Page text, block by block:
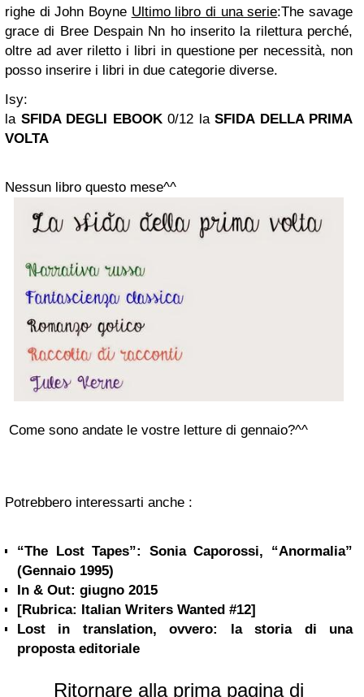
righe di John Boyne Ultimo libro di una serie:The savage
grace di Bree Despain Nn ho inserito la rilettura perché,
oltre ad aver riletto i libri in questione per necessità, non
posso inserire i libri in due categorie diverse.
Isy:
la SFIDA DEGLI EBOOK 0/12 la SFIDA DELLA PRIMA
VOLTA
Nessun libro questo mese^^
Come sono andate le vostre letture di gennaio?^^
Potrebbero interessarti anche :
“The Lost Tapes”: Sonia Caporossi, “Anormalia”
(Gennaio 1995)
In & Out: giugno 2015
[Rubrica: Italian Writers Wanted #12]
Lost in translation, ovvero: la storia di una
proposta editoriale
Ritornare alla prima pagina di